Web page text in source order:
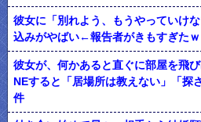
彼女に「別れよう、もうやっていけ
込みがやばい←報告者がきもすぎたｗ
彼女が、何かあると直ぐに部屋を飛
NEすると「居場所は教えない」「
件